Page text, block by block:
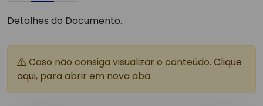
Detalhes do Documento.
Caso não consiga visualizar o conteúdo. Clique
aqui, para abrir em nova aba.